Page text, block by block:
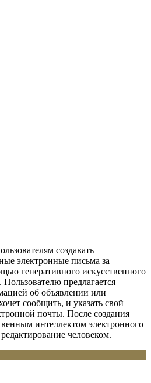
создавать
электронные письма за
генеративного искусственного
предлагается
об объявлении или
сообщить, и указать свой
почты. После создания
интеллектом электронного
человеком.